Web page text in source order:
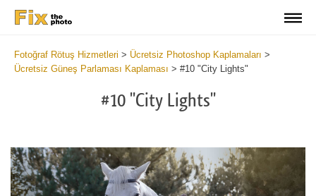
Fotoğraf Rötuş Hizmetleri > Ücretsiz Photoshop Kaplamaları >
Ücretsiz Güneş Parlaması Kaplaması > #10 "City Lights"
#10 "City Lights"